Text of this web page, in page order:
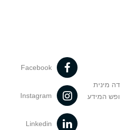
מינית
המידע
Facebook
Instagram
Linkedin